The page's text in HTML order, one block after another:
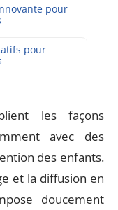
pour
pour
les façons
avec des
des enfants.
et la diffusion en
doucement